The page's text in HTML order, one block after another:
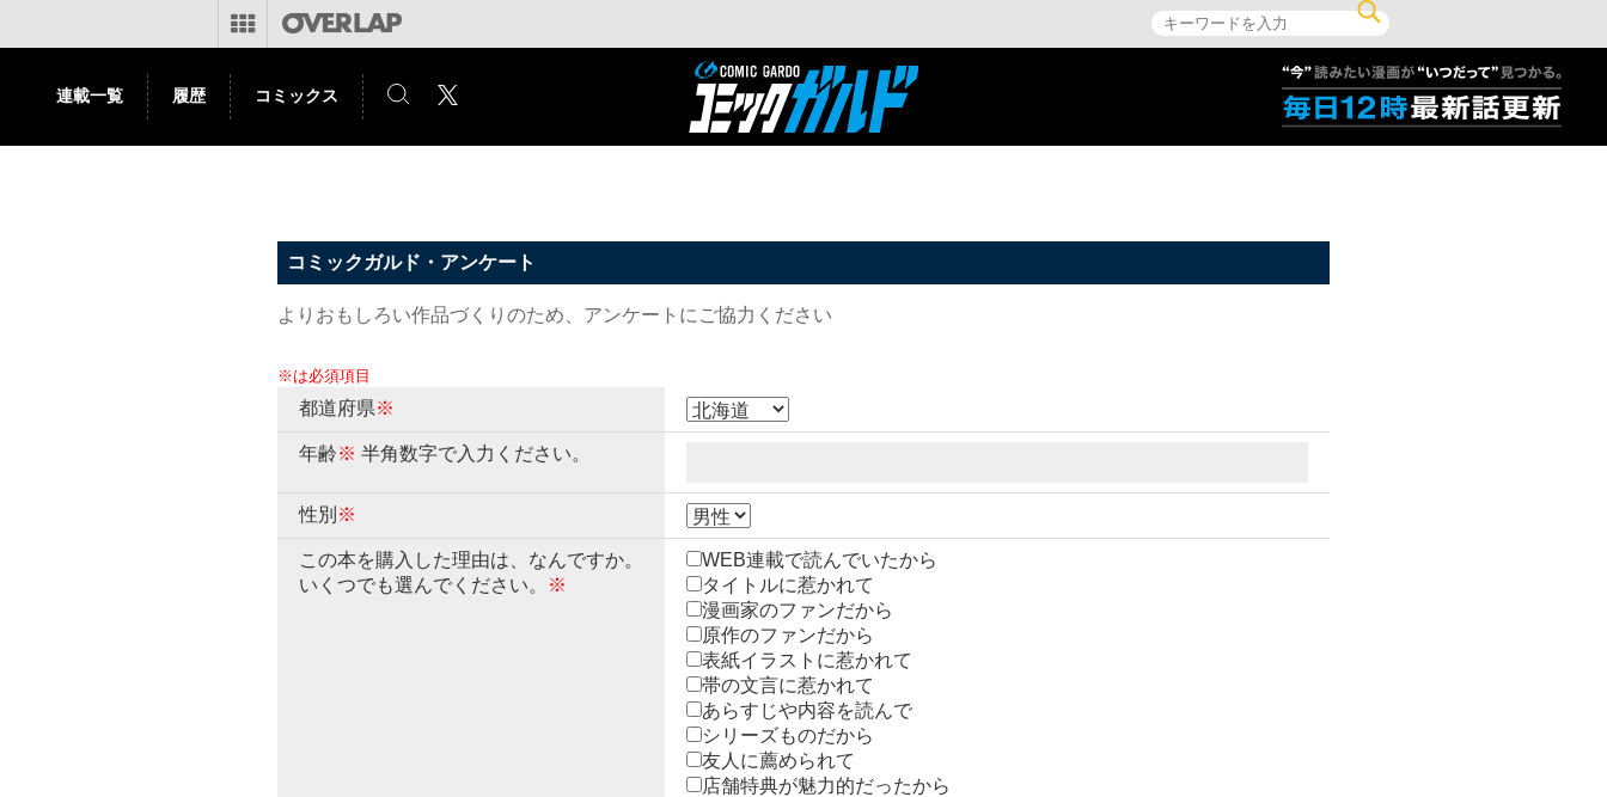
連載一覧 履歴 コミックス
コミックガルド・アンケート
よりおもしろい作品づくりのため、アンケートにご協力ください
※は必須項目
都道府県※
年齢※ 半角数字で入力ください。
性別 ※
この本を購入した理由は、なんですか。
いくつでも選んでください。
※
WEB連載で読んでいたから
タイトルに惹かれて
漫画家のファンだから
原作のファンだから
表紙イラストに惹かれて
帯の文言に惹かれて
あらすじや内容を読んで
シリーズものだから
友人に薦められて
店舗特典が魅力的だったから